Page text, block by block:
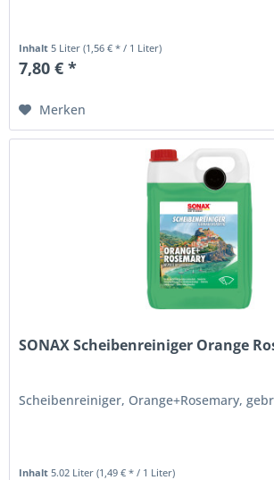
Inhalt5 Liter(1,56 € * / 1 Liter)
7,80 € *
Merken
SONAX Scheibenreiniger Orange
Scheibenreiniger, Orange+Rosemary,
Inhalt 5.02 Liter(1,49 € * / 1 Liter)